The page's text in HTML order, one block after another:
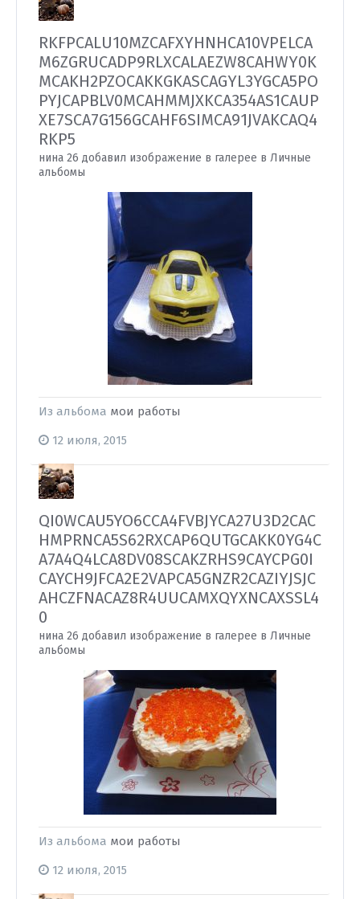
RKFPCALU10MZCAFXYHNHCA10VPELCA
M6ZGRUCADP9RLXCALAEZW8CAHWY0K
MCAKH2PZOCAKKGKASCAGYL3YGCA5PO
PYJCAPBLV0MCAHMMJXKCA354AS1CAUP
XE7SCA7G156GCAHF6SIMCA91JVAKCAQ4
RKP5
нина 26 добавил изображение в галерее в Личные
альбомы
Из альбома мои работы
12 июля, 2015
QI0WCAU5YO6CCA4FVBJYCA27U3D2CAC
HMPRNCA5S62RXCAP6QUTGCAKK0YG4C
A7A4Q4LCA8DV08SCAKZRHS9CAYCPG0I
CAYCH9JFCA2E2VAPCA5GNZR2CAZIYJSJC
AHCZFNACAZ8R4UUCAMXQYXNCAXSSL4
0
нина 26 добавил изображение в галерее в Личные
альбомы
Из альбома мои работы
12 июля, 2015